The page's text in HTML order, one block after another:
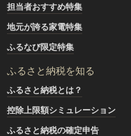
担当者おすすめ特集
地元が誇る家電特集
ふるなび限定特集
ふるさと納税を知る
ふるさと納税とは？
控除上限額シミュレーション
ふるさと納税の確定申告